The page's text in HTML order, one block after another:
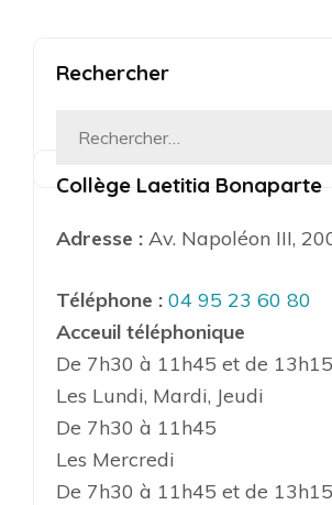
Rechercher
Rechercher :
Collège Laetitia Bonaparte
Adresse : Av. Napoléon III,
Téléphone : 04 95 23 60 80
Acceuil téléphonique
De 7h30 à 11h45 et de
Les Lundi, Mardi, Jeudi
De 7h30 à 11h45
Les Mercredi
De 7h30 à 11h45 et de